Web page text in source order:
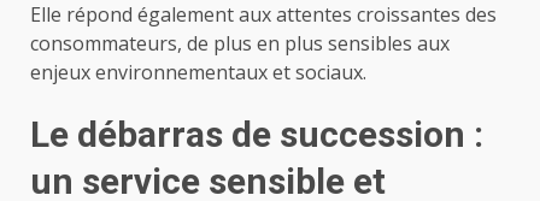
Elle répond également aux attentes croissantes des
consommateurs, de plus en plus sensibles aux
enjeux environnementaux et sociaux.
Le débarras de succession :
un service sensible et